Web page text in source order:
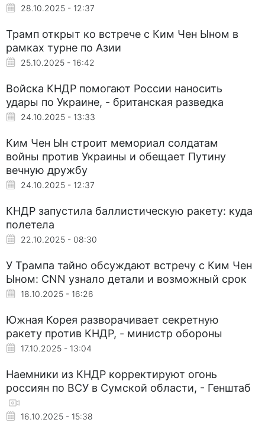
28.10.2025 - 12:37
Трамп открыт ко встрече с Ким Чен Ыном в
рамках турне по Азии
25.10.2025 - 16:42
Войска КНДР помогают России наносить
удары по Украине, - британская разведка
24.10.2025 - 13:33
Ким Чен Ын строит мемориал солдатам
войны против Украины и обещает Путину
вечную дружбу
24.10.2025 - 12:37
КНДР запустила баллистическую ракету: куда
полетела
22.10.2025 - 08:30
У Трампа тайно обсуждают встречу с Ким Чен
Ыном: CNN узнало детали и возможный срок
18.10.2025 - 16:26
Южная Корея разворачивает секретную
ракету против КНДР, - министр обороны
17.10.2025 - 13:04
Наемники из КНДР корректируют огонь
россиян по ВСУ в Сумской области, - Генштаб
16.10.2025 - 15:38